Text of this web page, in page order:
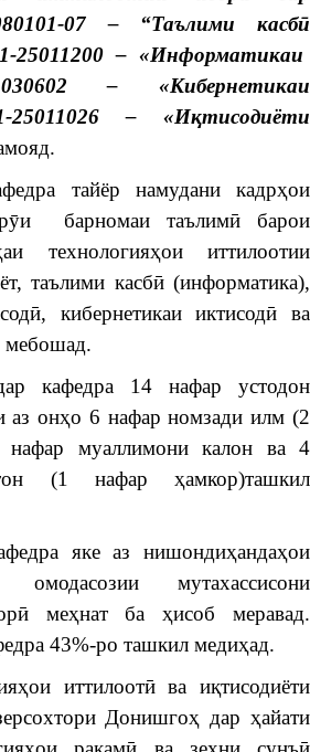
07 – “Таълими касбӣ
25011200 – «Информатикаи
– «Кибернетикаи
– «Иқтисодиёти
тайёр намудани кадрҳои
рӯи барномаи таълимӣ барои
технологияҳои иттилоотии
таълими касбӣ (информатика),
кибернетикаи иктисодӣ ва
мебошад.
кафедра 14 нафар устодон
аз онҳо 6 нафар номзади илм (2
муаллимони калон ва 4
(1 нафар ҳамкор)ташкил
яке аз нишондиҳандаҳои
омодасозии мутахассисони
меҳнат ба ҳисоб меравад.
43%-ро ташкил медиҳад.
иттилоотӣ ва иқтисодиёти
Донишгоҳ дар ҳайати